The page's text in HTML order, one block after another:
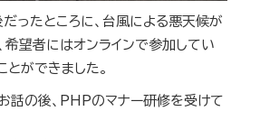
ったところに、台風による悪天候が
希望者にはオンラインで参加してい
とができました。
話の後、PHPのマナー研修を受けて